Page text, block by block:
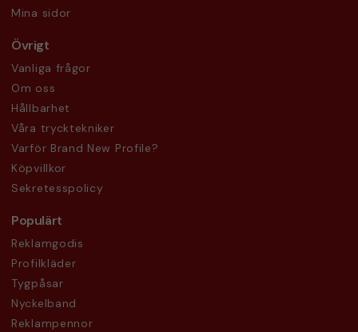
Mina sidor
Övrigt
Vanliga frågor
Om oss
Hållbarhet
Våra trycktekniker
Varför Brand New Profile?
Köpvillkor
Sekretesspolicy
Populärt
Reklamgodis
Profilkläder
Tygpåsar
Nyckelband
Reklampennor